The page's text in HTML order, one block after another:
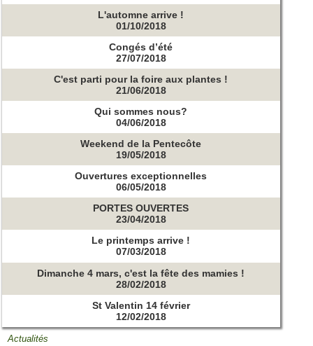
L'automne arrive !
01/10/2018
Congés d’été
27/07/2018
C'est parti pour la foire aux plantes !
21/06/2018
Qui sommes nous?
04/06/2018
Weekend de la Pentecôte
19/05/2018
Ouvertures exceptionnelles
06/05/2018
PORTES OUVERTES
23/04/2018
Le printemps arrive !
07/03/2018
Dimanche 4 mars, c'est la fête des mamies !
28/02/2018
St Valentin 14 février
12/02/2018
Actualités